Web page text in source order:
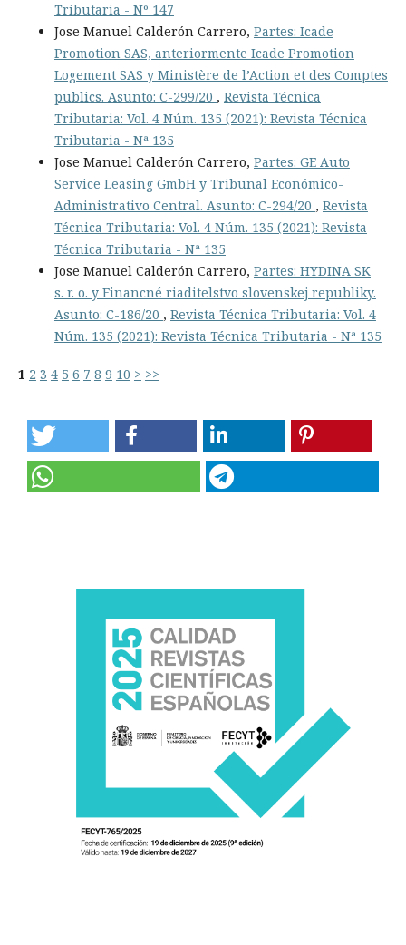
Tributaria - Nº 147
Jose Manuel Calderón Carrero, Partes: Icade
Promotion SAS, anteriormente Icade Promotion
Logement SAS y Ministère de l’Action et des Comptes
publics. Asunto: C-299/20 , Revista Técnica
Tributaria: Vol. 4 Núm. 135 (2021): Revista Técnica
Tributaria - Nª 135
Jose Manuel Calderón Carrero, Partes: GE Auto
Service Leasing GmbH y Tribunal Económico-
Administrativo Central. Asunto: C-294/20 , Revista
Técnica Tributaria: Vol. 4 Núm. 135 (2021): Revista
Técnica Tributaria - Nª 135
Jose Manuel Calderón Carrero, Partes: HYDINA SK
s. r. o. y Financné riaditelstvo slovenskej republiky.
Asunto: C-186/20 , Revista Técnica Tributaria: Vol. 4
Núm. 135 (2021): Revista Técnica Tributaria - Nª 135
1 2 3 4 5 6 7 8 9 10 > >>